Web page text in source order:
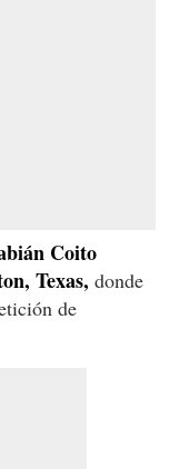
Coito
Texas, donde
de